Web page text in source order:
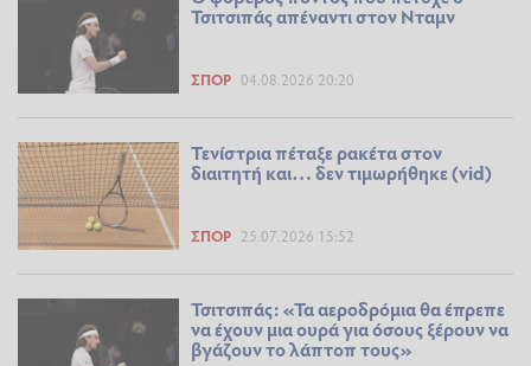
Τσιτσιπάς απέναντι στον Νταμν
ΣΠΟΡ 04.08.2026 20:20
Τενίστρια πέταξε ρακέτα στον
διαιτητή και… δεν τιμωρήθηκε (vid)
ΣΠΟΡ 25.07.2026 15:52
Τσιτσιπάς: «Τα αεροδρόμια θα έπρεπε
να έχουν μια ουρά για όσους ξέρουν να
βγάζουν το λάπτοπ τους»